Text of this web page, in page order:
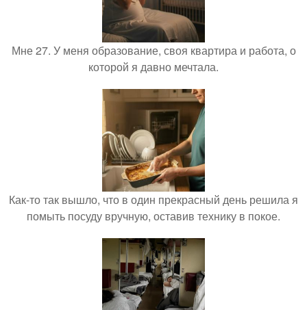
Мне 27. У меня образование, своя квартира и работа, о
которой я давно мечтала.
Как-то так вышло, что в один прекрасный день решила я
помыть посуду вручную, оставив технику в покое.